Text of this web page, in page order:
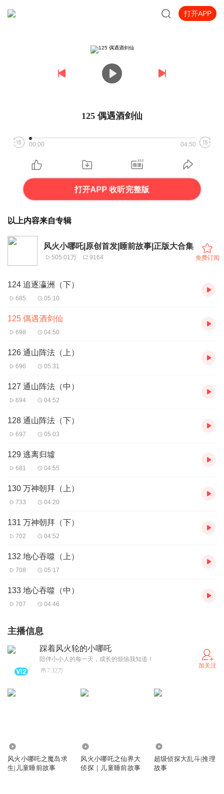
打开APP
125 偶遇酒剑仙
00:00 04:50
打开APP 收听完整版
以上内容来自专辑
风火小哪吒|原创首发|睡前故事|正版大合集
505.01万 9164 免费订阅
124 追逐瀛洲（下）
685 05:10
125 偶遇酒剑仙
698 04:50
126 通山阵法（上）
696 05:31
127 通山阵法（中）
694 04:52
128 通山阵法（下）
697 05:03
129 逃离归墟
681 04:55
130 万神朝拜（上）
733 04:20
131 万神朝拜（下）
702 04:52
132 地心吞噬（上）
708 05:17
133 地心吞噬（中）
707 04:46
主播信息
踩着风火轮的小哪吒
陪伴小小人的每一天，成长的烦恼我知道！
7.32万
加关注
风火小哪吒之魔岛求
生|儿童睡前故事
风火小哪吒之仙界大
侦探｜儿童睡前故事
超级侦探大乱斗|推理
故事